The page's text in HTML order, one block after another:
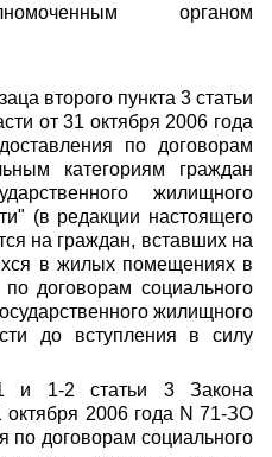
органом
второго пункта 3 статьи
от 31 октября 2006 года
по договорам
категориям граждан
жилищного
(в редакции настоящего
на граждан, вставших на
в жилых помещениях в
договорам социального
жилищного
до вступления в силу
и 1-2 статьи 3 Закона
октября 2006 года N 71-ЗО
по договорам социального